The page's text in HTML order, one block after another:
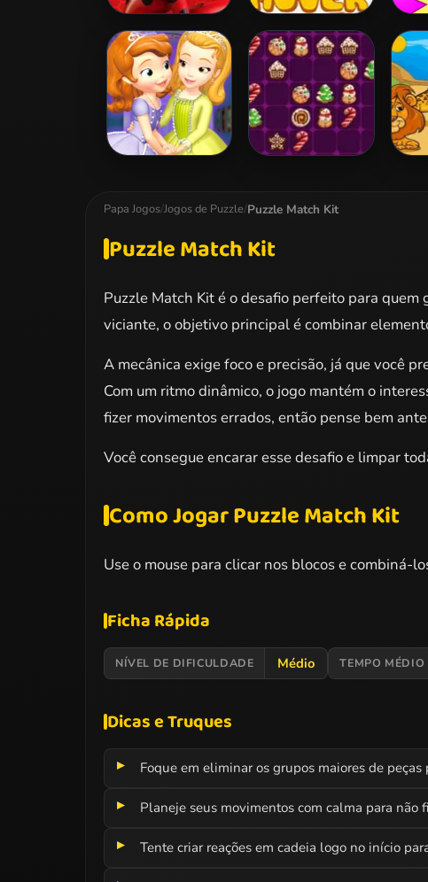
Miraculous
Ladybug Puzzle
Soccer Mover
2015
Papa Jogos/Jogos de Puzzle/Puzzle Match Kit
Puzzle Match Kit
Puzzle Match Kit é o desafio perfeito para
viciante, o objetivo principal é combinar
A mecânica exige foco e precisão, já que você
Com um ritmo dinâmico, o jogo mantém o
fizer movimentos errados, então pense bem
Você consegue encarar esse desafio e limpar
Como Jogar Puzzle Match Kit
Use o mouse para clicar nos blocos e combiná-
Ficha Rápida
NÍVEL DE DIFICULDADE Médio TEMPO
Dicas e Truques
Foque em eliminar os grupos maiores de
Planeje seus movimentos com calma para não
Tente criar reações em cadeia logo no início